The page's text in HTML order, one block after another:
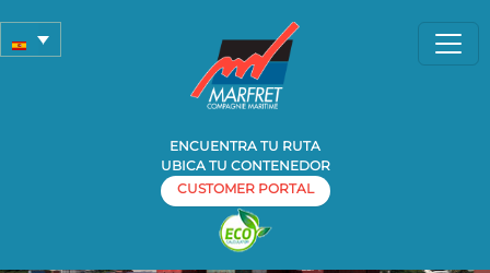
ENCUENTRA TU RUTA
UBICA TU CONTENEDOR
CUSTOMER PORTAL
» Vila do Conde
Puerto Vila do Conde